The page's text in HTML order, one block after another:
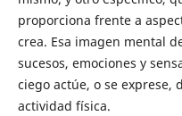
proporciona frente a
crea. Esa imagen mental
sucesos, emociones y
ciego actúe, o se exprese,
actividad física.